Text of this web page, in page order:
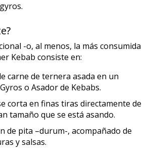
AÑADIDO AL CARRITO
-o, al menos, la más consumida
Kebab consiste en:
carne de ternera asada en un
o Asador de Kebabs.
corta en finas tiras directamente de
tamaño que se está asando.
de pita –durum-, acompañado de
y salsas.